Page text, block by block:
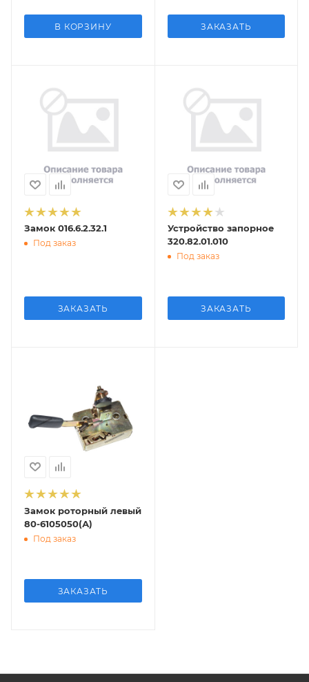
В КОРЗИНУ ЗАКАЗАТЬ
Замок 016.6.2.32.1
Под заказ
ЗАКАЗАТЬ
Устройство запорное
320.82.01.010
Под заказ
ЗАКАЗАТЬ
Замок роторный левый
80-6105050(А)
Под заказ
ЗАКАЗАТЬ